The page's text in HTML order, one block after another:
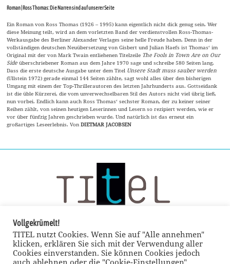
Roman | Ross Thomas: Die Narren sind auf unserer Seite
Ein Roman von Ross Thomas (1926 – 1995) kann eigentlich nicht dick genug sein. Wer
diese Meinung teilt, wird an dem vorletzten Band der verdienstvollen Ross-Thomas-
Werkausgabe des Berliner Alexander Verlages seine helle Freude haben. Denn in der
vollständigen deutschen Neuübersetzung von Gisbert und Julian Haefs ist Thomas‘ im
Original mit der von Mark Twain entliehenen Titelzeile The Fools in Town Are on Our
Sideüberschriebener Roman aus dem Jahre 1970 sage und schreibe 580 Seiten lang.
Dass die erste deutsche Ausgabe unter dem Titel Unsere Stadt muss sauber werden
(Ullstein 1972) gerade einmal 144 Seiten zählte, sagt wohl alles über den bisherigen
Umgang mit einem der Top-Thrillerautoren des letzten Jahrhunderts aus. Gottseidank
ist die üble Kürzerei, die vom unverwechselbaren Stil des Autors nicht viel übrig ließ,
nun vorbei. Endlich kann auch Ross Thomas‘ sechster Roman, der zu keiner seiner
Reihen zählt, von seinen heutigen Leserinnen und Lesern so rezipiert werden, wie er
vor über fünfzig Jahren geschrieben wurde. Und natürlich ist das erneut ein
großartiges Leseerlebnis. VonDIETMAR JACOBSEN
Vollgekrümelt!
TITEL nutzt Cookies. Wenn Sie auf "Alle annehmen"
klicken, erklären Sie sich mit der Verwendung aller
Cookies einverstanden. Sie können Cookies jedoch
auch ablehnen oder die "Cookie-Einstellungen"